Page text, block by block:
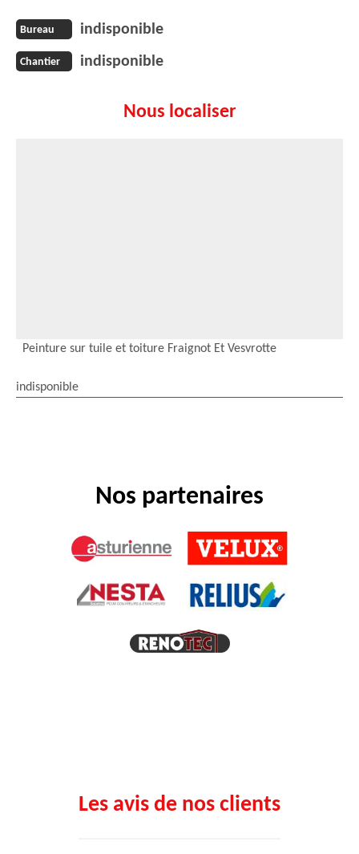
Bureau indisponible
Chantier indisponible
Nous localiser
Peinture sur tuile et toiture Fraignot Et Vesvrotte
indisponible
Nos partenaires
Les avis de nos clients